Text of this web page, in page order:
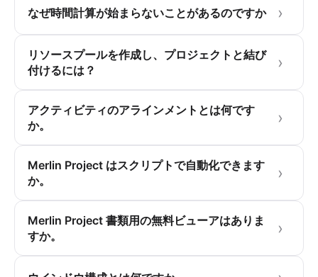
なぜ時間計算が始まらないことがあるのですか
リソースプールを作成し、プロジェクトと結び
付けるには？
アクティビティのアラインメントとは何です
か。
Merlin Project はスクリプトで自動化できます
か。
Merlin Project 書類用の無料ビューアはありま
すか。